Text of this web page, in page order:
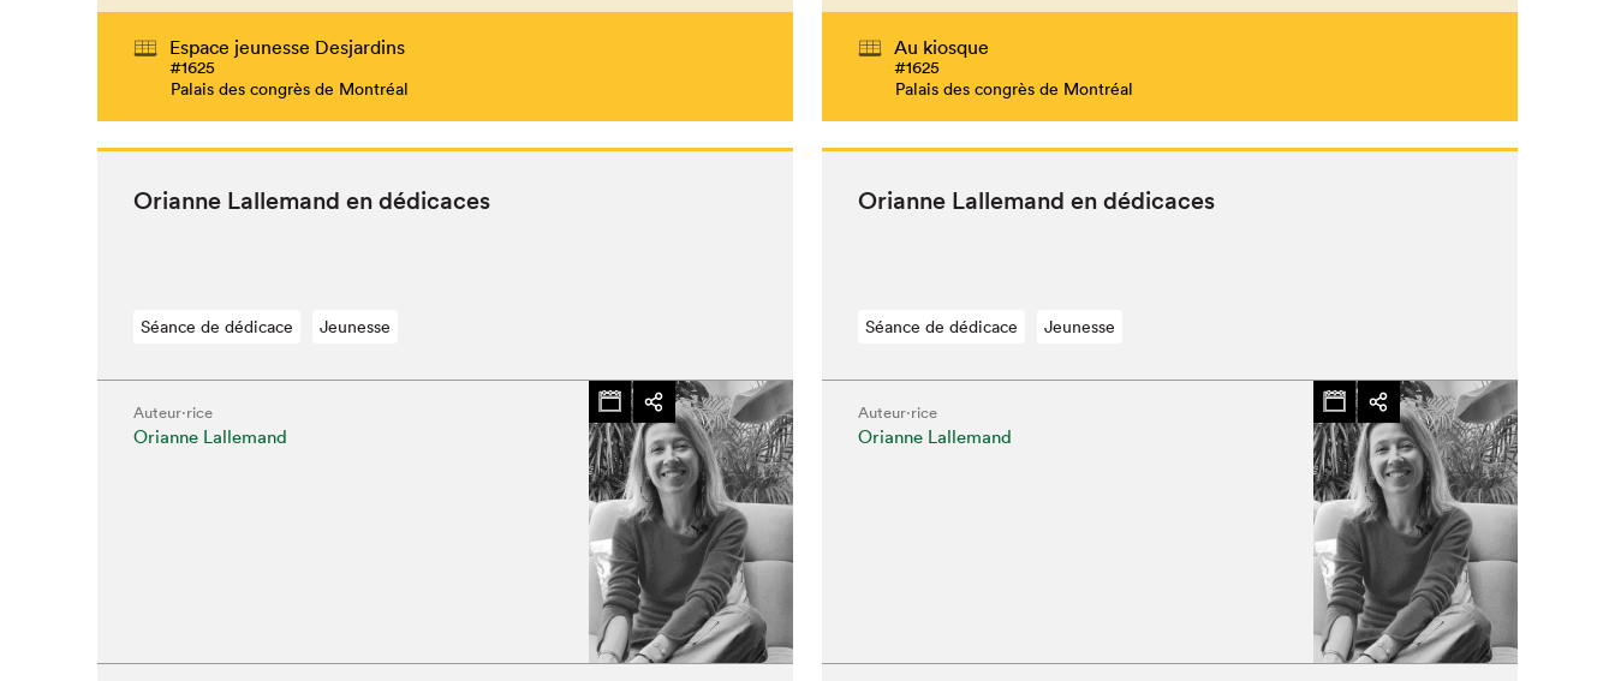
Fermer
Espace jeunesse Desjardins
#1625
Palais des congrès de Montréal
Au kiosque
#1625
Palais des congrès de Montréal
Ori­anne Lalle­mand en dédicaces
Séance de dédicace Jeunesse
Auteur·rice
Orianne Lallemand
Ori­anne Lalle­mand en dédicaces
Séance de dédicace Jeunesse
Auteur·rice
Orianne Lallemand